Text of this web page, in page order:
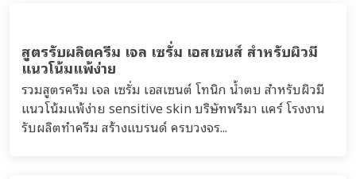
สูตรรับผลิตครีม เจล เซรั่ม เอสเซนส์ สำหรับผิวมี
แนวโน้มแพ้ง่าย
รวมสูตรครีม เจล เซรั่ม เอสเซนต์ โทนิก น้ำตบ สำหรับผิวมี
แนวโน้มแพ้ง่าย sensitive skin บริษัทพรีมา แคร์ โรงงาน
รับผลิตทำครีม สร้างแบรนด์ ครบวงจร...